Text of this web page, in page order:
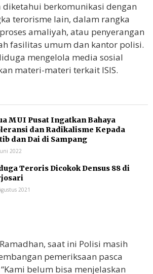
diketahui berkomunikasi dengan
terorisme lain, dalam rangka
amaliyah, atau penyerangan
fasilitas umum dan kantor polisi.
mengelola media sosial
materi-materi terkait ISIS.
MUI Pusat Ingatkan Bahaya
dan Radikalisme Kepada
dan Dai di Sampang
2022
Teroris Dicokok Densus 88 di
2021
saat ini Polisi masih
pemeriksaan pasca
belum bisa menjelaskan